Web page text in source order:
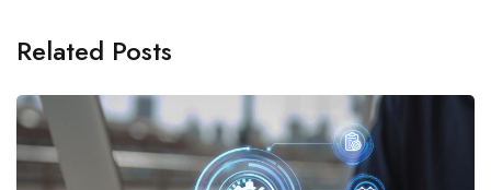
Related Posts